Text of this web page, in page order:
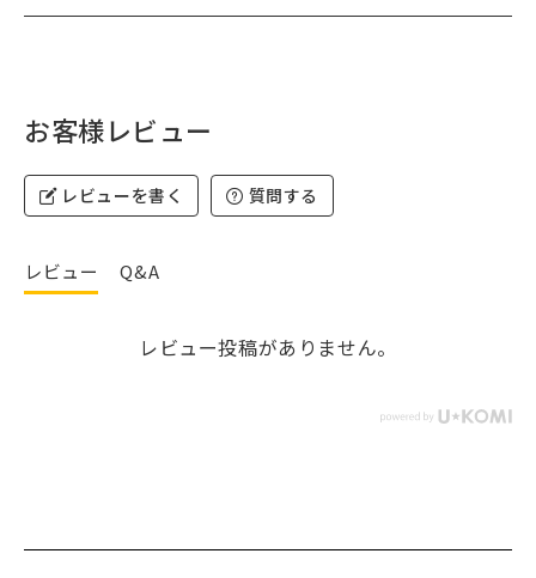
お客様レビュー
レビューを書く 質問する
レビュー Q&A
レビュー投稿がありません。